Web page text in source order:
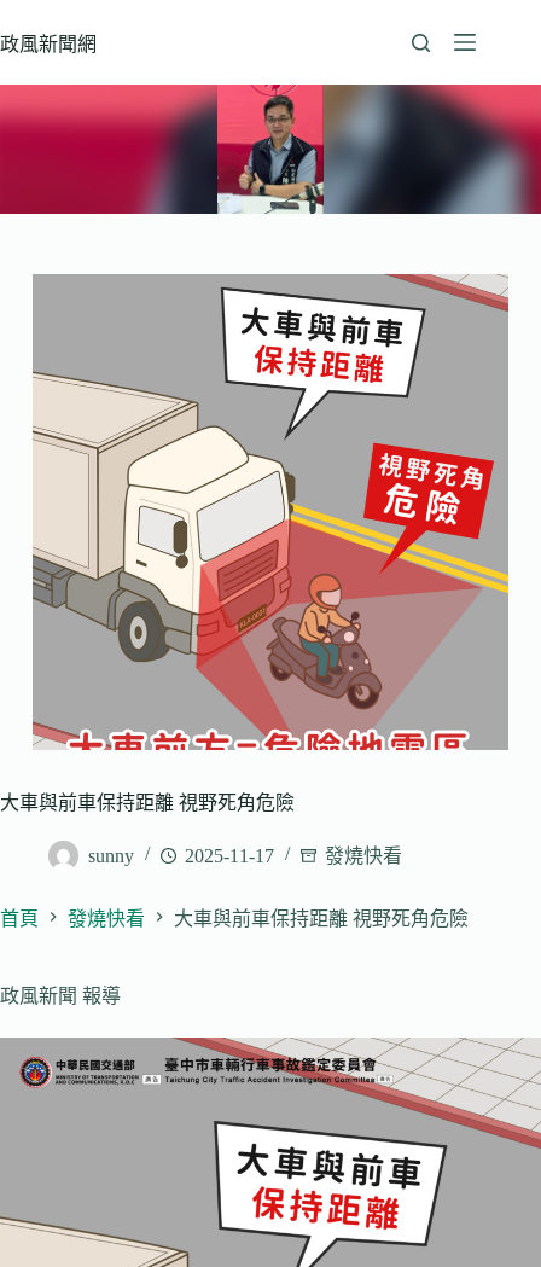
至
政風新聞網
大車與前車保持距離 視野死角危險
sunny 2025-11-17 發燒快看
首頁 發燒快看 大車與前車保持距離 視野死角危險
政風新聞 報導